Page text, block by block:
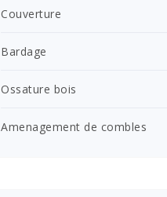
Couverture
Bardage
Ossature bois
Amenagement de combles